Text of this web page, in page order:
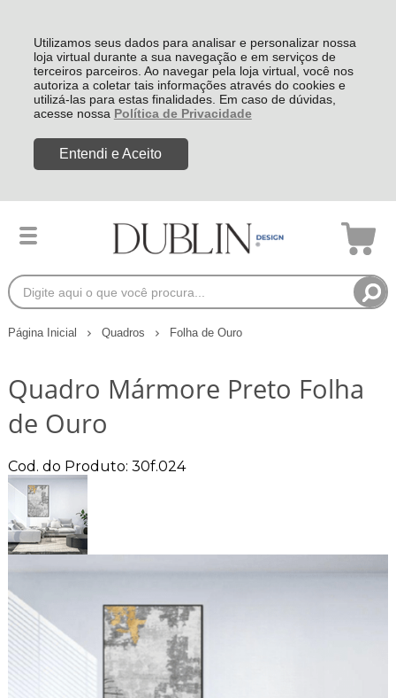
Utilizamos seus dados para analisar e personalizar nossa
loja virtual durante a sua navegação e em serviços de
terceiros parceiros. Ao navegar pela loja virtual, você nos
autoriza a coletar tais informações através do cookies e
utilizá-las para estas finalidades. Em caso de dúvidas,
acesse nossa Política de Privacidade
Entendi e Aceito
Página Inicial Quadros Folha de Ouro
Quadro Mármore Preto Folha
de Ouro
Cod. do Produto: 30f.024